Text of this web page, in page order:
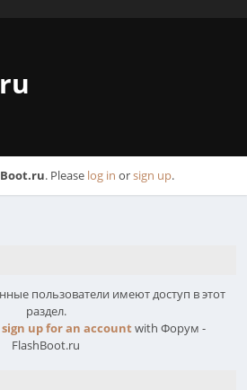
. Please log in orsign up.
пользователи имеют доступ в этот
раздел.
sign up for an accountwith Форум -
FlashBoot.ru